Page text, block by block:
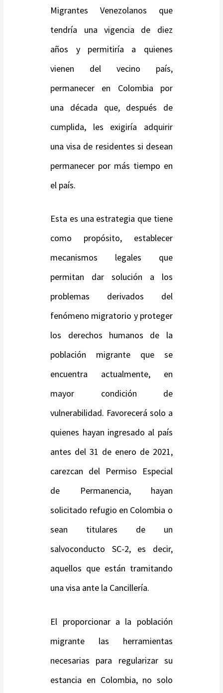
Migrantes Venezolanos que
tendría una vigencia de diez
años y permitiría a quienes
vienen del vecino país,
permanecer en Colombia por
una década que, después de
cumplida, les exigiría adquirir
una visa de residentes si desean
permanecer por más tiempo en
el país.
Esta es una estrategia que tiene
como propósito, establecer
mecanismos legales que
permitan dar solución a los
problemas derivados del
fenómeno migratorio y proteger
los derechos humanos de la
población migrante que se
encuentra actualmente, en
mayor condición de
vulnerabilidad. Favorecerá solo a
quienes hayan ingresado al país
antes del 31 de enero de 2021,
carezcan del Permiso Especial
de Permanencia, hayan
solicitado refugio en Colombia o
sean titulares de un
salvoconducto SC-2, es decir,
aquellos que están tramitando
una visa ante la Cancillería.
El proporcionar a la población
migrante las herramientas
necesarias para regularizar su
estancia en Colombia, no solo